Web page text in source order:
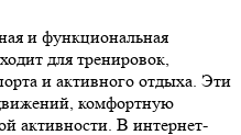
и функциональная
для тренировок,
и активного отдыха. Эти
комфортную
активности. В интернет-